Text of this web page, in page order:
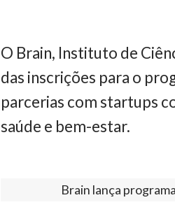
O Brain, Instituto de
das inscrições para o
parcerias com startups
saúde e bem-estar.
Brain lança